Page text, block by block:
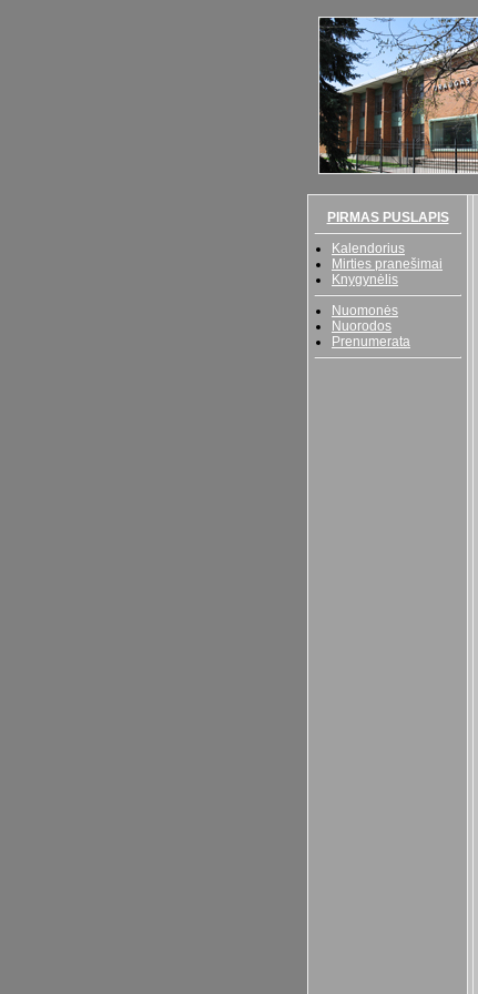
PIRMAS PUSLAPIS
Kalendorius
Mirties pranešimai
Knygynėlis
Nuomonės
Nuorodos
Prenumerata